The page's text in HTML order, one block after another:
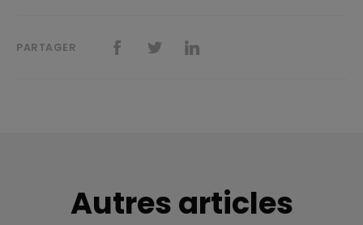
PARTAGER
Autres articles